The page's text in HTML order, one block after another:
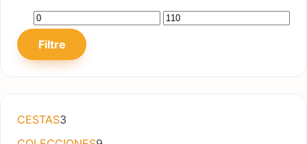
Preu mínim Preu màxim
Filtre
CESTAS3